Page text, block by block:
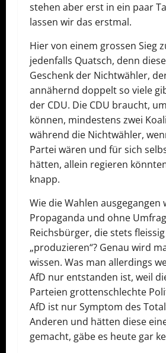
stehen aber erst in ein paar
lassen wir das erstmal.
Hier von einem grossen Sieg
jedenfalls Quatsch, denn
Geschenk der Nichtwähler,
annähernd doppelt so viele
der CDU. Die CDU braucht,
können, mindestens zwei
während die Nichtwähler,
Partei wären und für sich
hätten, allein regieren
knapp.
Wie die Wahlen ausgegangen
Propaganda und ohne
Reichsbürger, die stets
„produzieren“? Genau wird
wissen. Was man allerdings
AfD nur entstanden ist, weil
Parteien grottenschlechte
AfD ist nur Symptom des
Anderen und hätten diese
gemacht, gäbe es heute gar